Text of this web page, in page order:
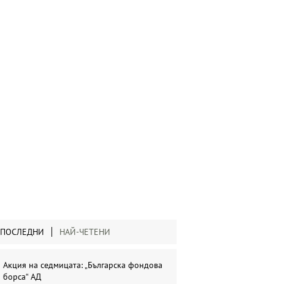
ПОСЛЕДНИ НАЙ-ЧЕТЕНИ
Акция на седмицата: „Българска фондова
борса“ АД